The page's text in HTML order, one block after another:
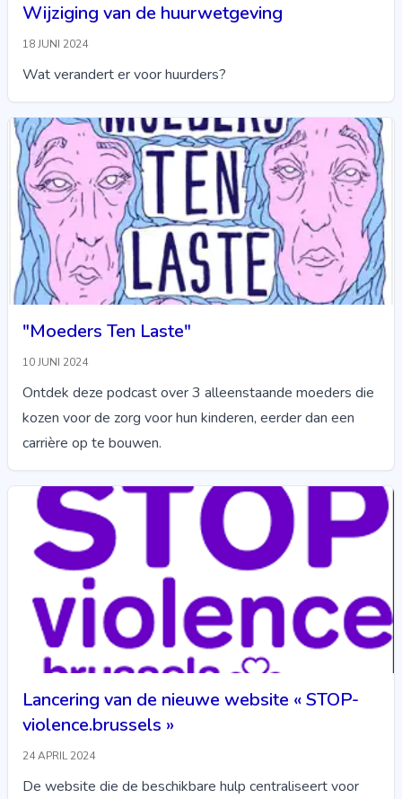
Wijziging van de huurwetgeving
18 JUNI 2024
Wat verandert er voor huurders?
"Moeders Ten Laste"
10 JUNI 2024
Ontdek deze podcast over 3 alleenstaande moeders die
kozen voor de zorg voor hun kinderen, eerder dan een
carrière op te bouwen.
Lancering van de nieuwe website « STOP-
violence.brussels »
24 APRIL 2024
De website die de beschikbare hulp centraliseert voor